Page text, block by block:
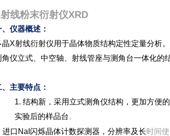
线粉末衍射仪XRD
、仪器概述：
晶X射线衍射仪用于晶体物质结构定性定量分析
角仪立式、中空轴、射线管座与测角台一体化的
、主要特点：
1. 结构新，采用立式测角仪结构，更加方便
实验后的样品台。
进口 NaI闪烁晶体计数探测器，分辨率及长时间